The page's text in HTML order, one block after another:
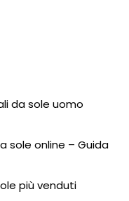
da sole uomo
sole online – Guida
più venduti